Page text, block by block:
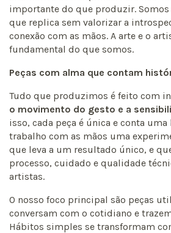
importante do que produzir.
que replica sem valorizar a
conexão com as mãos. A arte e o
fundamental do que somos.
Peças com alma que contam
Tudo que produzimos é feito com
o movimento do gesto e a
isso, cada peça é única e conta
trabalho com as mãos uma
que leva a um resultado único, e
processo, cuidado e qualidade
artistas.
O nosso foco principal são peças
conversam com o cotidiano e
Hábitos simples se transformam